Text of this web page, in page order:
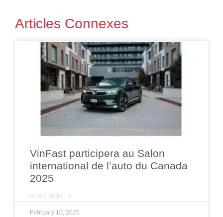
Articles Connexes
VinFast participera au Salon
international de l’auto du Canada
2025
READ MORE »
February 10, 2025